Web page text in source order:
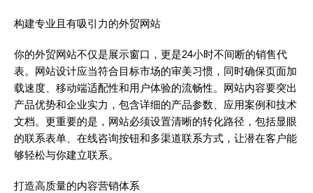
构建专业且有吸引力的外贸网站
你的外贸网站不仅是展示窗口，更是24小时不间断的销售代
表。网站设计应当符合目标市场的审美习惯，同时确保页面加
载速度、移动端适配性和用户体验的流畅性。网站内容要突出
产品优势和企业实力，包含详细的产品参数、应用案例和技术
文档。更重要的是，网站必须设置清晰的转化路径，包括显眼
的联系表单、在线咨询按钮和多渠道联系方式，让潜在客户能
够轻松与你建立联系。
打造高质量的内容营销体系